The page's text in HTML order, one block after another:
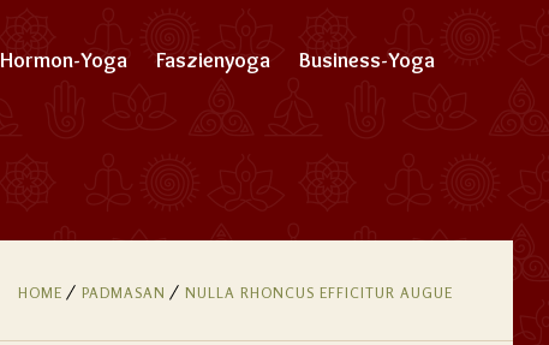
Hormon-Yoga Faszienyoga Business-Yoga
HOME PADMASAN NULLA RHONCUS EFFICITUR AUGUE